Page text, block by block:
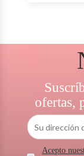
ofertas,
Acepto